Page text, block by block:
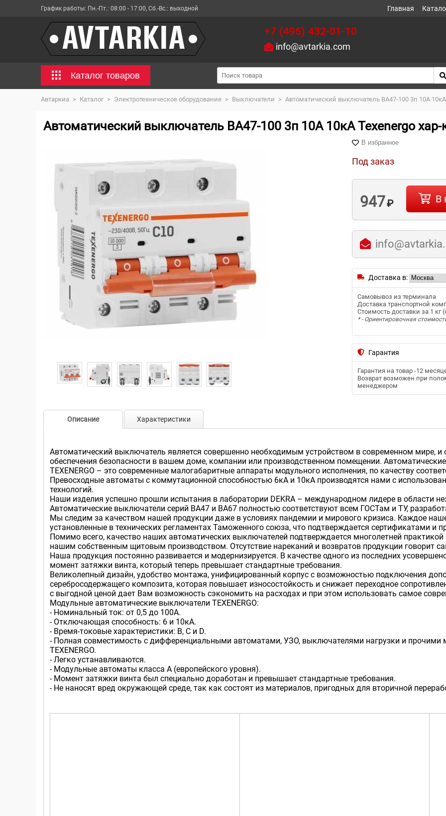
График работы: Пн.-Пт.: 08:00 - 17:00, Сб.-Вс.: выходной Главная
+7 (495) 432-01-10
info@avtarkia.com
Каталог товаров
Автаркиа > Каталог > Электротехническое оборудование > Выключатели > Автоматический выключатель ВА47-100 3п 10А 10кА
Автоматический выключатель ВА47-100 3п 10А 10кА Texenergo хар-
В избранное
Под заказ
947₽ В
Доставка в:
Самовывоз из терминала
Доставка транспортной
Стоимость доставки за 1 кг
* - Ориентировочная
Гарантия
Гарантия на товар -12
Возврат возможен при
менеджером
Описание Характеристики
Автоматический выключатель является совершенно необходимым устройством в современном мире,
обеспечения безопасности в вашем доме, компании или производственном помещении.
TEXENERGO – это современные малогабаритные аппараты модульного исполнения, по качеству
Превосходные автоматы с коммутационной способностью 6кА и 10кА производятся нами с
технологий.
Наши изделия успешно прошли испытания в лаборатории DEKRA – международном лидере в области
Автоматические выключатели серий ВА47 и ВА67 полностью соответствуют всем ГОСТам и ТУ,
Мы следим за качеством нашей продукции даже в условиях пандемии и мирового кризиса. Каждое
установленные в технических регламентах Таможенного союза, что подтверждается сертификатами и
Помимо всего, качество наших автоматических выключателей подтверждается многолетней
нашим собственным щитовым производством. Отсутствие нареканий и возвратов продукции говорит
Наша продукция постоянно развивается и модернизируется. В качестве одного из последних
момент затяжки винта, который теперь превышает стандартные требования.
Великолепный дизайн, удобство монтажа, унифицированный корпус с возможностью подключения
серебросодержащего композита, которая повышает износостойкость и снижает переходное
с выгодной ценой дает Вам возможность сэкономить на расходах и при этом использовать самое
Модульные автоматические выключатели TEXENERGO:
- Номинальный ток: от 0,5 до 100А.
- Отключающая способность: 6 и 10кА.
- Время-токовые характеристики: B, C и D.
- Полная совместимость с дифференциальными автоматами, УЗО, выключателями нагрузки и прочими
TEXENERGO.
- Легко устанавливаются.
- Модульные автоматы класса А (европейского уровня).
- Момент затяжки винта был специально доработан и превышает стандартные требования.
- Не наносят вред окружающей среде, так как состоят из материалов, пригодных для вторичной